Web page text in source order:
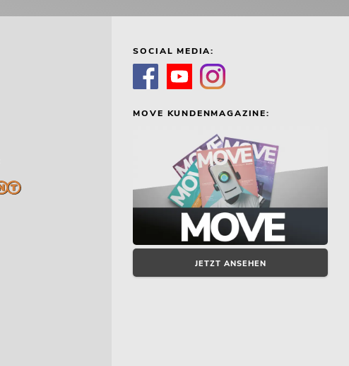
SOCIAL MEDIA:
MOVE KUNDENMAGAZINE:
JETZT ANSEHEN